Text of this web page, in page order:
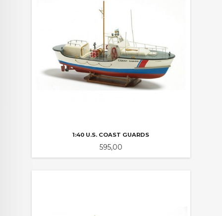
1:40 U.S. COAST GUARDS
Pris
595,00